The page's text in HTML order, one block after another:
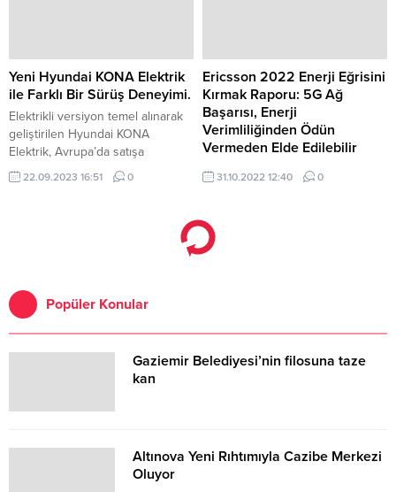
Yeni Hyundai KONA Elektrik
ile Farklı Bir Sürüş Deneyimi.
Elektrikli versiyon temel alınarak
geliştirilen Hyundai KONA
Elektrik, Avrupa’da satışa
sunuldu.
22.09.2023 16:51 0
Ericsson 2022 Enerji Eğrisini
Kırmak Raporu: 5G Ağ
Başarısı, Enerji
Verimliliğinden Ödün
Vermeden Elde Edilebilir
Ericsson'un yeni
yayımladığı Enerji Eğrisini
sağlayıcılara (İHS) 5G'nin ölçeğini
genişletmenin efektif yollarını
açıklıyor.
31.10.2022 12:40 0
Popüler Konular
Gaziemir Belediyesi’nin filosuna taze
kan
Altınova Yeni Rıhtımıyla Cazibe Merkezi
Oluyor